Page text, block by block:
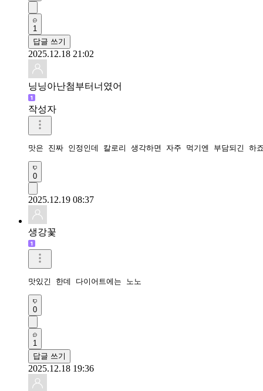
1
답글 쓰기
2025.12.18 21:02
닝닝아난첨부터너였어
작성자
맛은 진짜 인정인데 칼로리 생각하면 자주 먹기엔 부담되긴
0
2025.12.19 08:37
생강꽃
맛있긴 한데 다이어트에는 노노
0
1
답글 쓰기
2025.12.18 19:36